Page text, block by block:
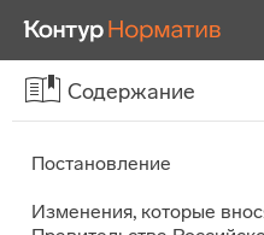
Содержание
Постановление
Изменения, которые